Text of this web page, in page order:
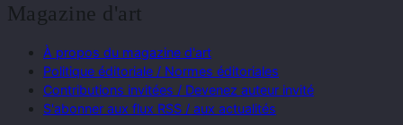
Magazine d'art
À propos du magazine d'art
Politique éditoriale / Normes éditoriales
Contributions invitées / Devenez auteur invité
S'abonner aux flux RSS / aux actualités